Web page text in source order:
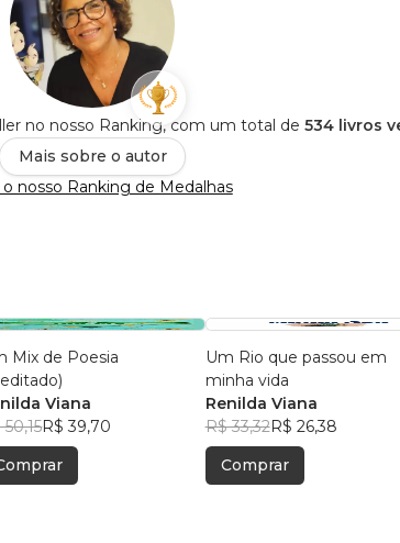
no nosso Ranking, com um total de 534 livros
Mais sobre o autor
nosso Ranking de Medalhas
Mix de Poesia
Viana
50,15R$ 39,70
Um Rio que passou em
minha vida
Renilda Viana
R$ 33,32R$ 26,38
Comprar